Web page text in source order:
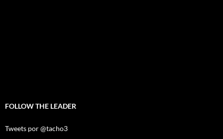
FOLLOW THE LEADER
Tweets por @tacho3